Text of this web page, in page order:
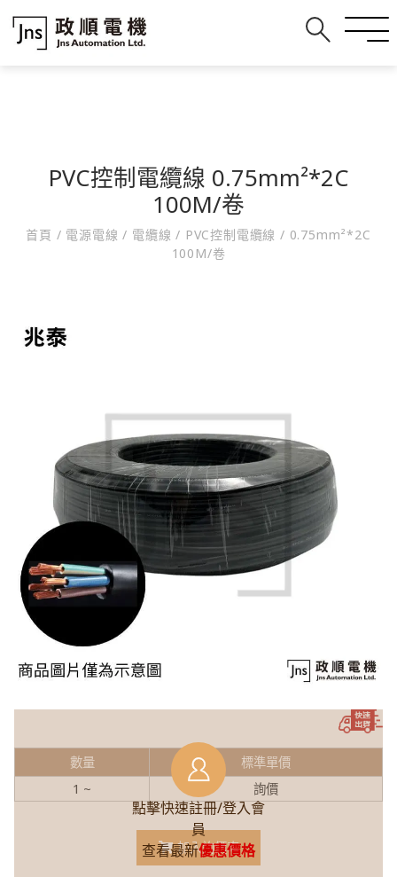
PVC控制電纜線 0.75mm²*2C
100M/卷
首頁 / 電源電線/ 電纜線/ PVC控制電纜線/ 0.75mm²*2C
100M/卷
點擊快速註冊/登入會
員
查看最新優惠價格
數量
標準單價
1 ~
詢價
加入詢價車